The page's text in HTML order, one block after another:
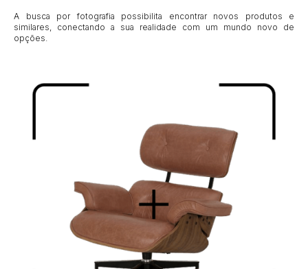
A busca por fotografia possibilita encontrar novos produtos e
similares, conectando a sua realidade com um mundo novo de
opções.